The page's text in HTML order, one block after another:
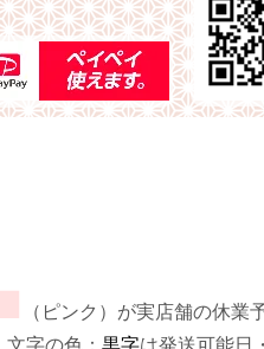
（ピンク）が実店舗の休業